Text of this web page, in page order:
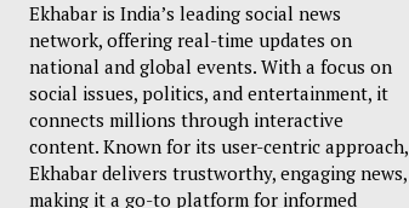
Ekhabar is India’s leading social news
network, offering real-time updates on
national and global events. With a focus on
social issues, politics, and entertainment, it
connects millions through interactive
content. Known for its user-centric approach,
Ekhabar delivers trustworthy, engaging news,
making it a go-to platform for informed